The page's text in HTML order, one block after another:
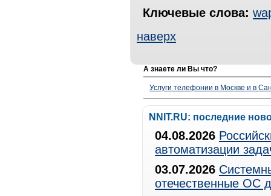
Ключевые слова:
наверх
А знаете ли Вы что?
Услуги телефонии в Москве и в
NNIT.RU: последние
04.08.2026
автоматизации
03.07.2026
отечественные ОС